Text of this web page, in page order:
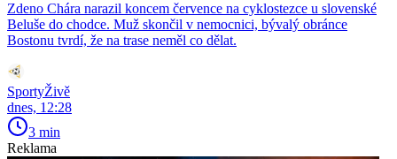
Zdeno Chára narazil koncem července na cyklostezce u slovenské
Beluše do chodce. Muž skončil v nemocnici, bývalý obránce
Bostonu tvrdí, že na trase neměl co dělat.
SportyŽivě
dnes, 12:28
3 min
Reklama